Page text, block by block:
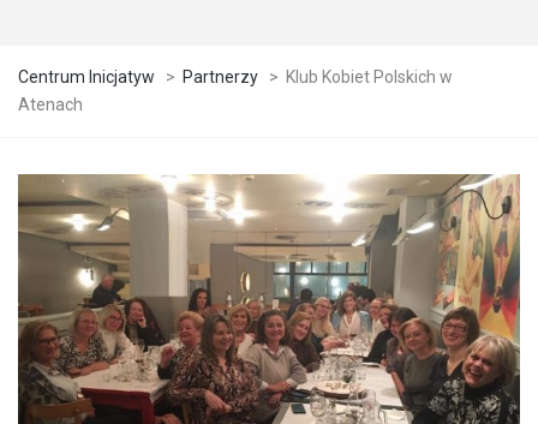
Centrum Inicjatyw > Partnerzy > Klub Kobiet Polskich w
Atenach